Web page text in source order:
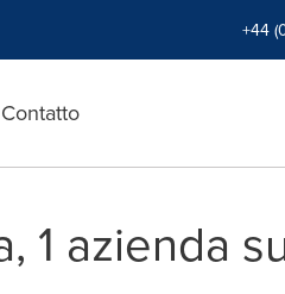
+44
Contatto
1 azienda